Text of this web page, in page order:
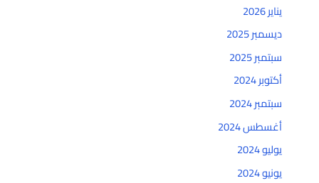
يناير 2026
ديسمبر 2025
سبتمبر 2025
أكتوبر 2024
سبتمبر 2024
أغسطس 2024
يوليو 2024
يونيو 2024